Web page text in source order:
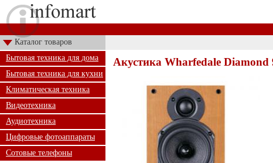
Каталог товаров
Бытовая техника для дома
Бытовая техника для кухни
Климатическая техника
Видеотехника
Аудиотехника
Цифровые фотоаппараты
Сотовые телефоны
Акустика Wharfedale Diamond